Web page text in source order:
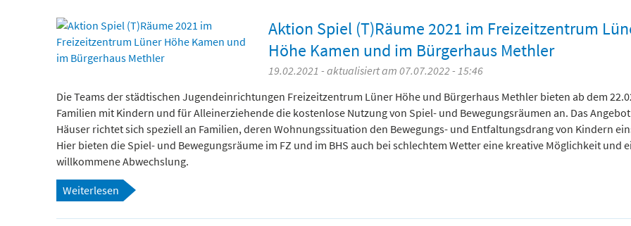
Aktion Spiel (T)Räume 2021 im Freizeitzentrum
Höhe Kamen und im Bürgerhaus Methler
19.02.2021 - aktualisiert am 07.07.2022 - 15:46
Die Teams der städtischen Jugendeinrichtungen Freizeitzentrum Lüner Höhe und Bürgerhaus Methler bieten ab dem
Familien mit Kindern und für Alleinerziehende die kostenlose Nutzung von Spiel- und Bewegungsräumen an. Das
Häuser richtet sich speziell an Familien, deren Wohnungssituation den Bewegungs- und Entfaltungsdrang von Kindern
Hier bieten die Spiel- und Bewegungsräume im FZ und im BHS auch bei schlechtem Wetter eine kreative Möglichkeit und
willkommene Abwechslung.
Weiterlesen